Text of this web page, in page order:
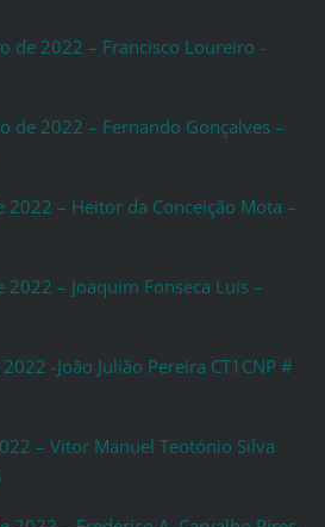
de 2022 – Francisco Loureiro -
de 2022 – Fernando Gonçalves –
2022 – Heitor da Conceição Mota –
– Joaquim Fonseca Luis –
-João Julião Pereira CT1CNP #
– Vitor Manuel Teotónio Silva